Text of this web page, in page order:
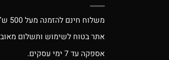
משלוח חינם להזמנה מעל 500 ש”ח.
אתר בטוח לשימוש ותשלום
אספקה עד 7 ימי עסקים.